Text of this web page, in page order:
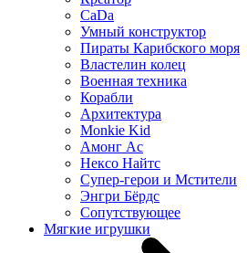
CaDa
Умный конструктор
Пираты Карибского моря
Властелин колец
Военная техника
Корабли
Архитектура
Monkie Kid
Амонг Ас
Нексо Найтс
Супер-герои и Мстители
Энгри Бёрдс
Сопутствующее
Мягкие игрушки